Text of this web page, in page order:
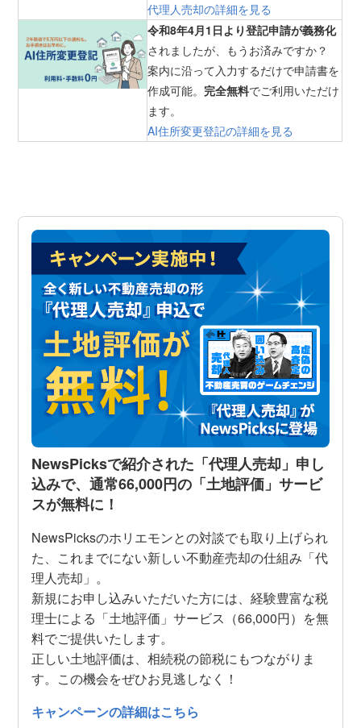
代理人売却の詳細を見る
令和8年4月1日より登記申請が義務化
されましたが、もうお済みですか？
案内に沿って入力するだけで申請書を
作成可能。 完全無料でご利用いただけ
ます。
AI住所変更登記の詳細を見る
NewsPicksで紹介された「代理人売却」申し
込みで、通常66,000円の「土地評価」サービ
スが無料に！
NewsPicksのホリエモンとの対談でも取り上げられ
た、これまでにない新しい不動産売却の仕組み「代
理人売却」。
新規にお申し込みいただいた方には、経験豊富な税
理士による「土地評価」サービス（66,000円）を無
料でご提供いたします。
正しい土地評価は、相続税の節税にもつながりま
す。この機会をぜひお見逃しなく！
キャンペーンの詳細はこちら